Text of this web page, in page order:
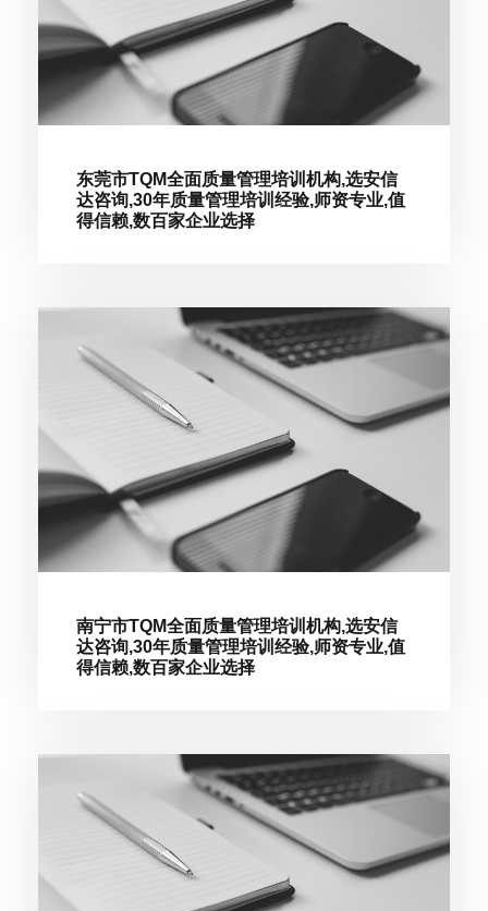
东莞市TQM全面质量管理培训机构,选安信
达咨询,30年质量管理培训经验,师资专业,值
得信赖,数百家企业选择
南宁市TQM全面质量管理培训机构,选安信
达咨询,30年质量管理培训经验,师资专业,值
得信赖,数百家企业选择